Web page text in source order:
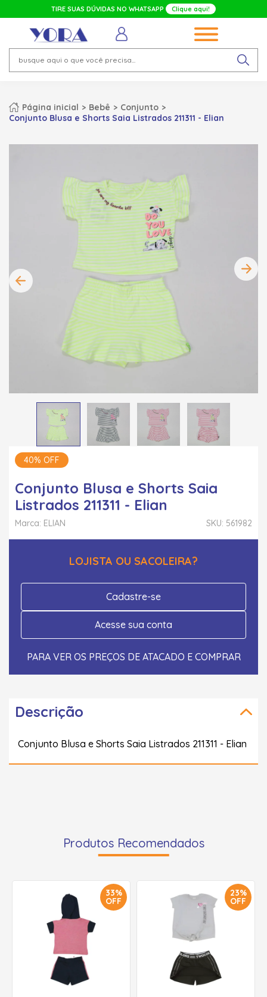
TIRE SUAS DÚVIDAS NO WHATSAPP Clique aqui!
Página inicial Bebê
Conjunto
Conjunto Blusa e Shorts Saia Listrados 211311 - Elian
40% OFF
Conjunto Blusa e Shorts Saia
Listrados 211311 - Elian
SKU: 561982
Marca: ELIAN
LOJISTA OU SACOLEIRA?
Cadastre-se
Acesse sua conta
PARA VER OS PREÇOS DE ATACADO E COMPRAR
Descrição
Conjunto Blusa e Shorts Saia Listrados 211311 - Elian
Produtos Recomendados
33%
OFF
23%
OFF